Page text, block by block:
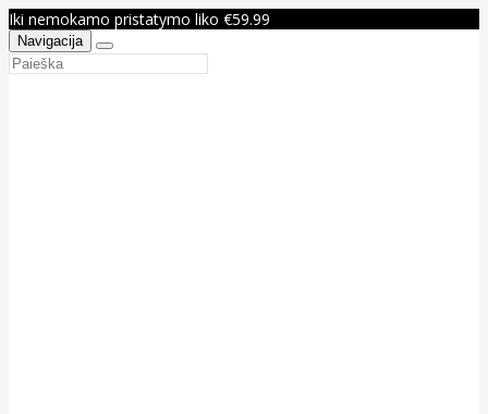
Iki nemokamo pristatymo liko €59.99
Navigacija